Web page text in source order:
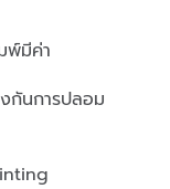
มีค่า
นการปลอม